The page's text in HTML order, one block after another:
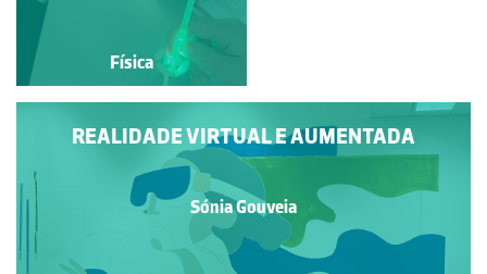
Física
REALIDADE VIRTUAL E AUMENTADA
Sónia Gouveia
Física